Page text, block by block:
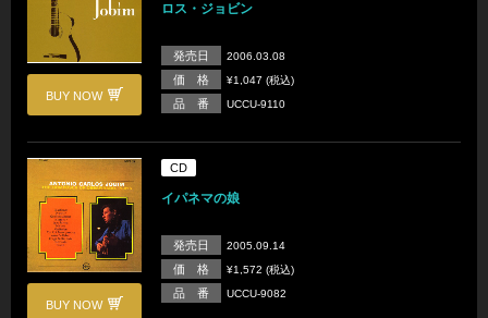
BUY NOW
ロス・ジョビン
発売日 2006.03.08
価 格 ¥1,047 (税込)
品 番 UCCU-9110
BUY NOW
CD
イパネマの娘
発売日 2005.09.14
価 格 ¥1,572 (税込)
品 番 UCCU-9082